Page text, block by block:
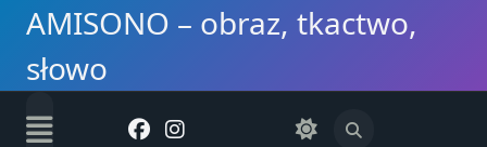
Skip
content
AMISONO – obraz, tkactwo,
słowo